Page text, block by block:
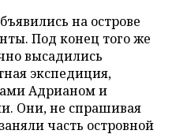
на острове
Под конец того же
высадились
экспедиция,
Адрианом и
Они, не спрашивая
часть островной